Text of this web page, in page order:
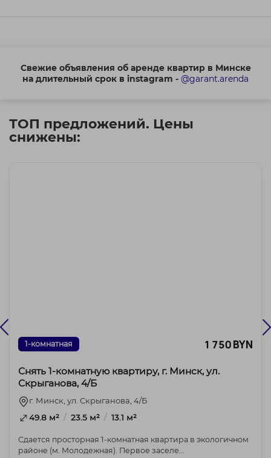
Свежие объявления об аренде квартир в Минске
на длительный срок в instagram - @garant.arenda
ТОП предложений. Цены
снижены:
1-комнатная 1 750 BYN
Снять 1-комнатную квартиру, г. Минск, ул.
Скрыганова, 4/Б
г. Минск, ул. Скрыганова, 4/Б
49.8 м² / 23.5 м² / 13.1 м²
Сдается просторная 1-комнатная квартира в экологичном
районе (м. Молодежная). Первое заселе...